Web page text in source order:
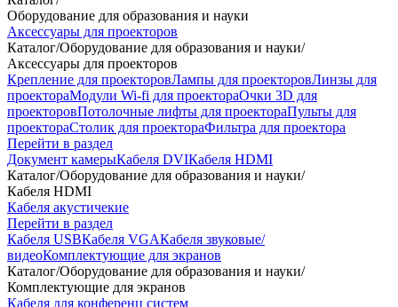
Оборудование для образования и науки
Аксессуары для проекторов
Каталог/Оборудование для образования и науки/
Аксессуары для проекторов
Крепление для проекторовЛампы для проекторовЛинзы для
проектораМодули Wi-fi для проектораОчки 3D для
проекторовПотолочные лифты для проектораПульты для
проектораСтолик для проектораФильтра для проектора
Перейти в раздел
Документ камерыКабеля DVIКабеля HDMI
Каталог/Оборудование для образования и науки/
Кабеля HDMI
Кабеля акустичекие
Перейти в раздел
Кабеля USBКабеля VGAКабеля звуковые/
видеоКомплектующие для экранов
Каталог/Оборудование для образования и науки/
Комплектующие для экранов
Кабеля для конференц систем